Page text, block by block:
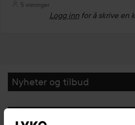
5 visninger
Logg inn for å skrive en
Nyheter og tilbud